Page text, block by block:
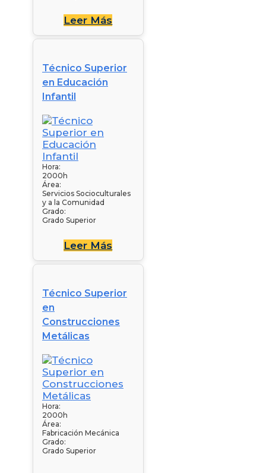
Leer Más
Técnico Superior
en Educación
Infantil
Hora:
2000h
Área:
Servicios Socioculturales
y a la Comunidad
Grado:
Grado Superior
Leer Más
Técnico Superior
en
Construcciones
Metálicas
Hora:
2000h
Área:
Fabricación Mecánica
Grado:
Grado Superior